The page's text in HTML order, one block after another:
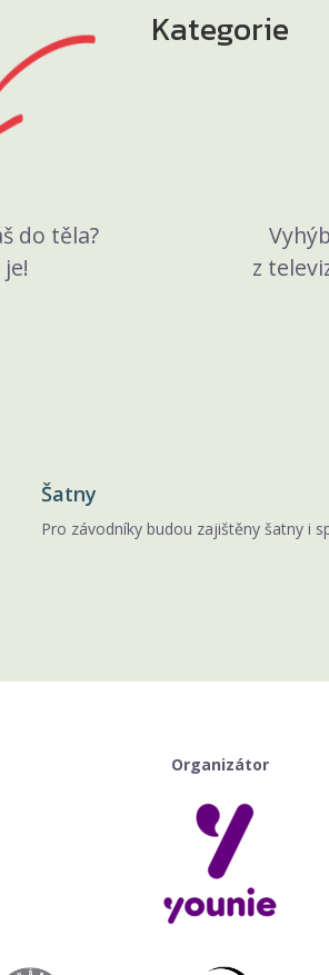
Kategorie
do těla?
z
Šatny
Pro závodníky budou zajištěny šatny i
Organizátor